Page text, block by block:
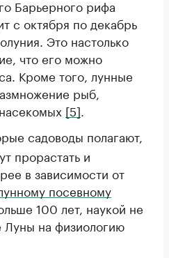
Барьерного рифа
с октября по декабрь
Это настолько
что его можно
Кроме того, лунные
рыб,
[5]
садоводы полагают,
прорастать и
в зависимости от
посевному
100 лет, наукой не
Луны на физиологию